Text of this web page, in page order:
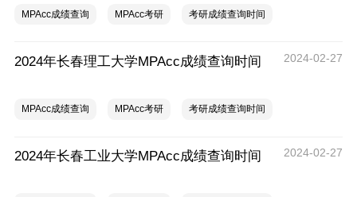
MPAcc成绩查询 MPAcc考研 考研成绩查询时间
2024年长春理工大学MPAcc成绩查询时间 2024-02-27
MPAcc成绩查询 MPAcc考研 考研成绩查询时间
2024年长春工业大学MPAcc成绩查询时间 2024-02-27